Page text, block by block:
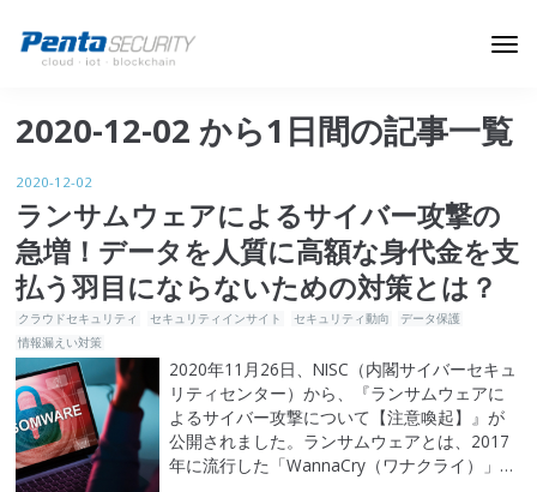
データ保護
セキュリティインサイト
技術ブログ
2020-12-02 から1日間の記事一覧
2020-12-02
ランサムウェアによるサイバー攻撃の
急増！データを人質に高額な身代金を支
払う羽目にならないための対策とは？
クラウドセキュリティ セキュリティインサイト セキュリティ動向
データ保護
情報漏えい対策
2020年11月26日、NISC（内閣サイバーセキュ
リティセンター）から、『ランサムウェアに
よるサイバー攻撃について【注意喚起】』が
公開されました。ランサムウェアとは、2017
年に流行した「WannaCry（ワナクライ）」等